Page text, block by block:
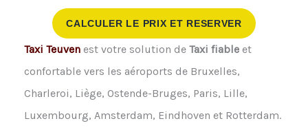
CALCULER LE PRIX ET RESERVER
Taxi Teuvenest votre solution de Taxi fiableet
confortable vers les aéroports de Bruxelles,
Charleroi, Liège, Ostende-Bruges, Paris, Lille,
Luxembourg, Amsterdam, Eindhoven et Rotterdam.